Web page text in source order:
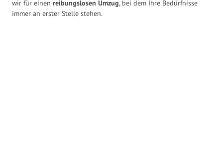
wir für einen reibungslosen Umzug, bei dem Ihre Bedürfnisse
immer an erster Stelle stehen.